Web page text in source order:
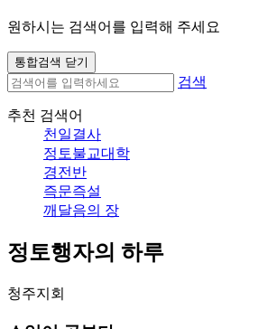
원하시는 검색어를 입력해 주세요
통합검색 닫기
검색
추천 검색어
천일결사
정토불교대학
경전반
즉문즉설
깨달음의 장
정토행자의 하루
청주지회